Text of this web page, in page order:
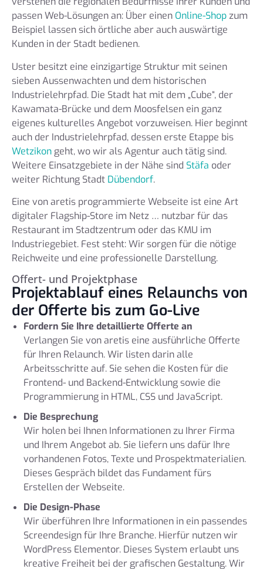
passen Web-Lösungen an: Über einen Online-Shopzum
Beispiel lassen sich örtliche aber auch auswärtige
Kunden in der Stadt bedienen.
Uster besitzt eine einzigartige Struktur mit seinen
sieben Aussenwachten und dem historischen
Industrielehrpfad. Die Stadt hat mit dem „Cube“, der
Kawamata-Brücke und dem Moosfelsen ein ganz
eigenes kulturelles Angebot vorzuweisen. Hier beginnt
auch der Industrielehrpfad, dessen erste Etappe bis
Wetzikon geht, wo wir als Agentur auch tätig sind.
Weitere Einsatzgebiete in der Nähe sind Stäfa oder
weiter Richtung Stadt Dübendorf.
Eine von aretis programmierte Webseite ist eine Art
digitaler Flagship-Store im Netz … nutzbar für das
Restaurant im Stadtzentrum oder das KMU im
Industriegebiet. Fest steht: Wir sorgen für die nötige
Reichweite und eine professionelle Darstellung.
Offert- und Projektphase
Projektablauf eines Relaunchs von
der Offerte bis zum Go-Live
Fordern Sie Ihre detaillierte Offerte an
Verlangen Sie von aretis eine ausführliche Offerte
für Ihren Relaunch. Wir listen darin alle
Arbeitsschritte auf. Sie sehen die Kosten für die
Frontend- und Backend-Entwicklung sowie die
Programmierung in HTML, CSS und JavaScript.
Die Besprechung
Wir holen bei Ihnen Informationen zu Ihrer Firma
und Ihrem Angebot ab. Sie liefern uns dafür Ihre
vorhandenen Fotos, Texte und Prospektmaterialien.
Dieses Gespräch bildet das Fundament fürs
Erstellen der Webseite.
Die Design-Phase
Wir überführen Ihre Informationen in ein passendes
Screendesign für Ihre Branche. Hierfür nutzen wir
WordPress Elementor. Dieses System erlaubt uns
kreative Freiheit bei der grafischen Gestaltung. Wir